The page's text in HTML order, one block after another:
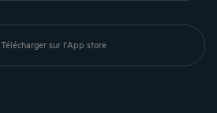
Télécharger sur l'App store